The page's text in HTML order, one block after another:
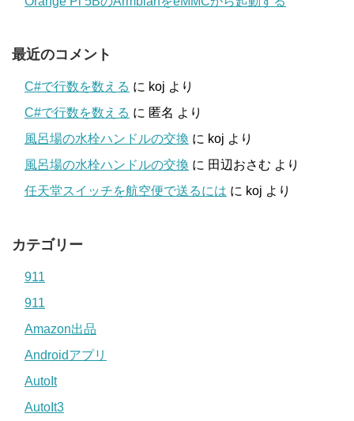
最近のコメント
C#で行数を数える に koj より
C#で行数を数える に 匿名 より
風呂場の水栓ハンドルの交換 に koj より
風呂場の水栓ハンドルの交換 に 田辺おさむ より
任天堂スイッチを航空便で送るには に koj より
カテゴリー
911
911
Amazon出品
Androidアプリ
AutoIt
AutoIt3